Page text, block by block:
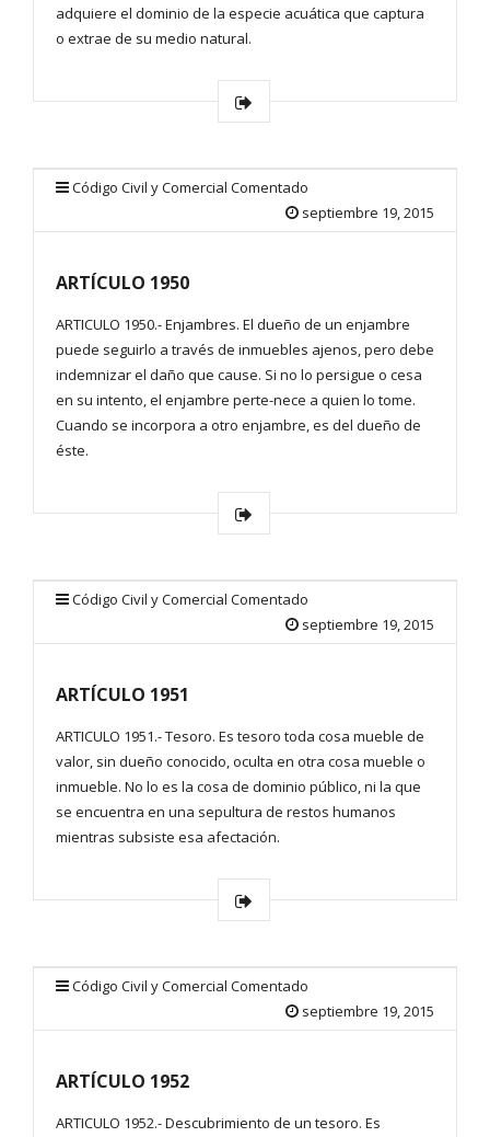
adquiere el dominio de la especie acuática que captura
o extrae de su medio natural.
Código Civil y Comercial Comentado
septiembre 19, 2015
ARTÍCULO 1950
ARTICULO 1950.- Enjambres. El dueño de un enjambre
puede seguirlo a través de inmuebles ajenos, pero debe
indemnizar el daño que cause. Si no lo persigue o cesa
en su intento, el enjambre perte-nece a quien lo tome.
Cuando se incorpora a otro enjambre, es del dueño de
éste.
Código Civil y Comercial Comentado
septiembre 19, 2015
ARTÍCULO 1951
ARTICULO 1951.- Tesoro. Es tesoro toda cosa mueble de
valor, sin dueño conocido, oculta en otra cosa mueble o
inmueble. No lo es la cosa de dominio público, ni la que
se encuentra en una sepultura de restos humanos
mientras subsiste esa afectación.
Código Civil y Comercial Comentado
septiembre 19, 2015
ARTÍCULO 1952
ARTICULO 1952.- Descubrimiento de un tesoro. Es